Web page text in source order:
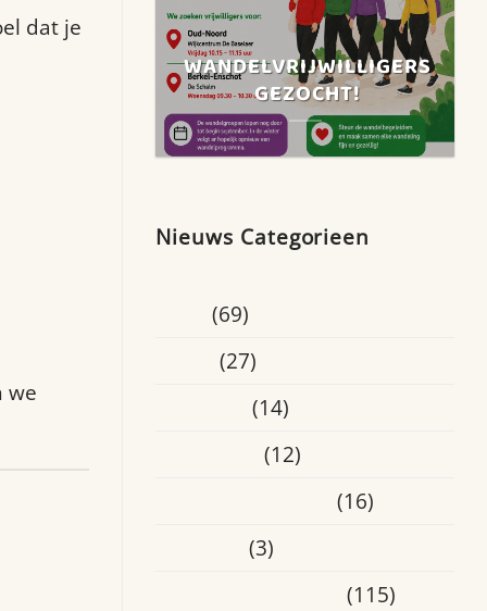
dat je
we
WANDELVRIJWILLIGERS
GEZOCHT!
Nieuws Categorieen
(69)
(27)
(14)
(12)
(16)
(3)
(115)